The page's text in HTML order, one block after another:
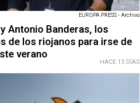
EUROPA PRESS - Archivo
Antonio Banderas, los
de los riojanos para irse de
verano
HACE 13 DÍAS